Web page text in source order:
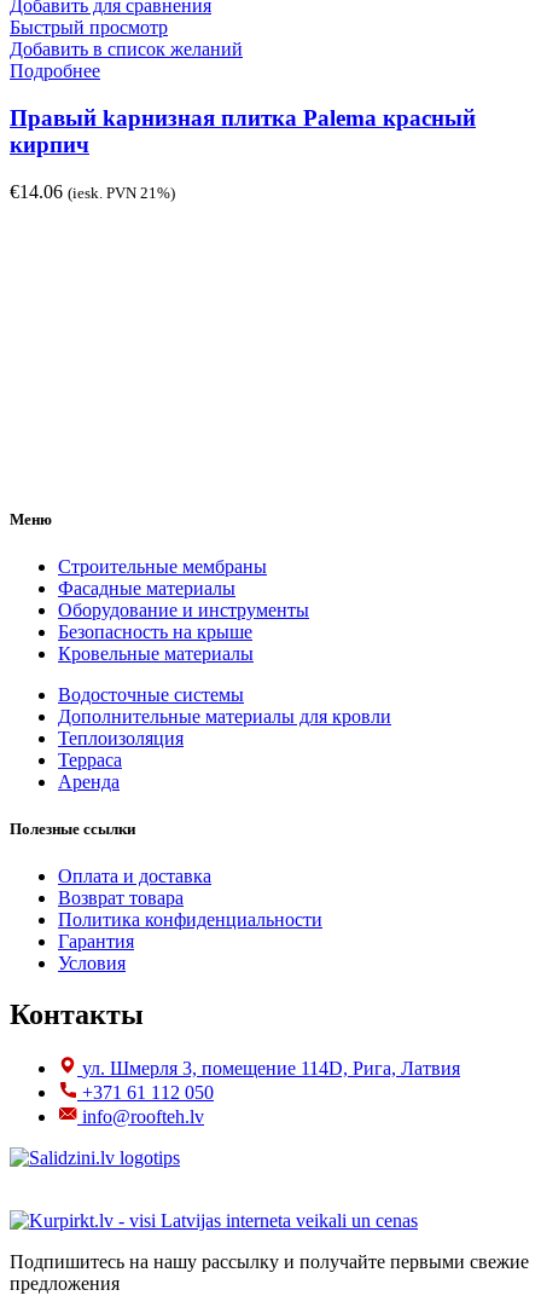
Добавить для сравнения
Быстрый просмотр
Добавить в список желаний
Подробнее
Правый kарнизная плитка Palema красный
кирпич
€14.06 (iesk. PVN 21%)
Меню
Строительные мембраны
Фасадные материалы
Оборудование и инструменты
Безопасность на крыше
Кровельные материалы
Водосточные системы
Дополнительные материалы для кровли
Теплоизоляция
Терраса
Аренда
Полезные ссылки
Оплата и доставка
Возврат товара
Политика конфиденциальности
Гарантия
Условия
Контакты
ул. Шмерля 3, помещение 114D, Рига, Латвия
+371 61 112 050
info@roofteh.lv
Подпишитесь на нашу рассылку и получайте первыми свежие
предложения